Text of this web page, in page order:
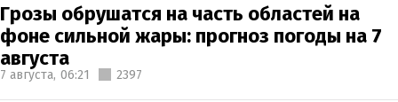
Грозы обрушатся на часть областей на
фоне сильной жары: прогноз погоды на 7
августа
7 августа, 06:21 2397